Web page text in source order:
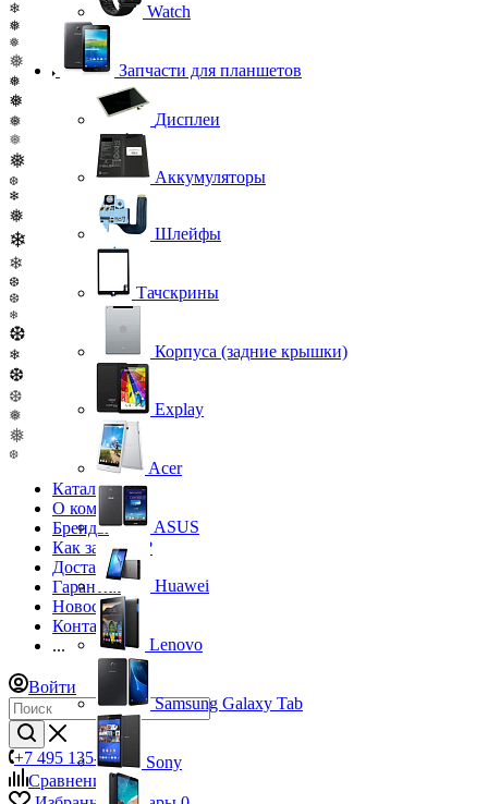
❄
❅
❅
❅
❅
❅
❅
❅
❅
❆
❄
❅
❄
❄
❆
❆
❄
❆
❄
❆
❆
❅
❅
❆
Каталог
О компании
Бренды
Как заказать?
Доставка
Гарантия
Новости
Контакты
...
Войти
+7 495 135-39-43
Сравнение0
Watch
Запчасти для планшетов
Дисплеи
Аккумуляторы
Шлейфы
Тачскрины
Корпуса (задние крышки)
Explay
Acer
ASUS
Huawei
Lenovo
Samsung Galaxy Tab
Sony